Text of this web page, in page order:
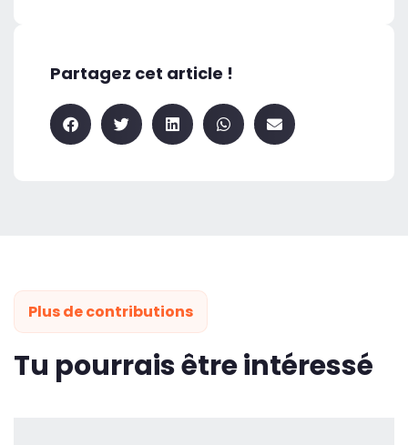
Partagez cet article !
Plus de contributions
Tu pourrais être intéressé